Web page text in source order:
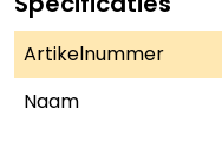
Artikelnummer
Naam